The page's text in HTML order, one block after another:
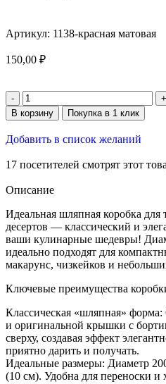
Артикул: 1138-красная матовая
150,00 ₽
В корзину Покупка в 1 клик
Добавить в список желаний
17 посетителей смотрят этот
Описание
Идеальная шляпная коробка
десертов — классический и
ваши кулинарные шедевры!
идеально подходят для
макарунс, чизкейков и
Ключевые преимущества
Классическая «шляпная»
и оригинальной крышки с
сверху, создавая эффект
приятно дарить и получать.
Идеальные размеры: Диаметр
(10 см). Удобна для переноски и